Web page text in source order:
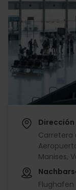
Dirección
Carretera
Manises,
Flughafen